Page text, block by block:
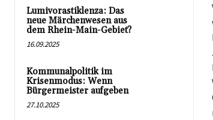
Lumivorastiklenza: Das
neue Märchenwesen aus
dem Rhein-Main-Gebiet?
16.09.2025
Kommunalpolitik im
Krisenmodus: Wenn
Bürgermeister aufgeben
27.10.2025